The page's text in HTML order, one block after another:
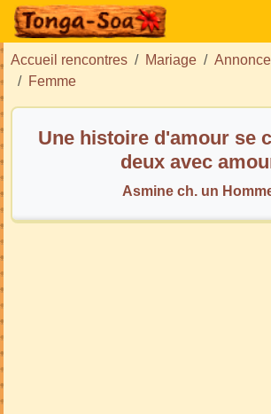
Accueil rencontres Mariage
Femme
Une histoire d'amour se
deux avec
Asmine ch. un